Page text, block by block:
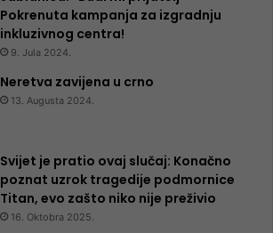
Pokrenuta kampanja za izgradnju
inkluzivnog centra!
9. Jula 2024.
Neretva zavijena u crno
13. Augusta 2024.
Svijet je pratio ovaj slučaj: Konačno
poznat uzrok tragedije podmornice
Titan, evo zašto niko nije preživio
16. Oktobra 2025.